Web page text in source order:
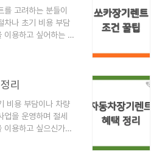
고려하는 분들이
차나 초기 비용 부담
이용하고 싶어하는 스
요. 다양한 장기렌트
망설이는 분들이
하게 파헤쳐 보겠습
쏘카장기렌트 핵심
특히 ‘쏘카 신차장기
화된 매력적인 조건
리
비용 부담이나 차량
업을 운영하며 절세
용하고 싶으신가요.
렌트 의 다양한 혜